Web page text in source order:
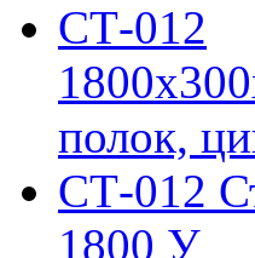
СТ-012
полок,
СТ-012
1800 У